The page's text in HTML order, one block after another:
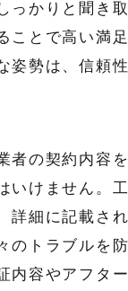
っかりと聞き
ことで高い満
姿勢は、信頼
者の契約内容
いけません。
詳細に記載さ
のトラブルを
内容やアフタ